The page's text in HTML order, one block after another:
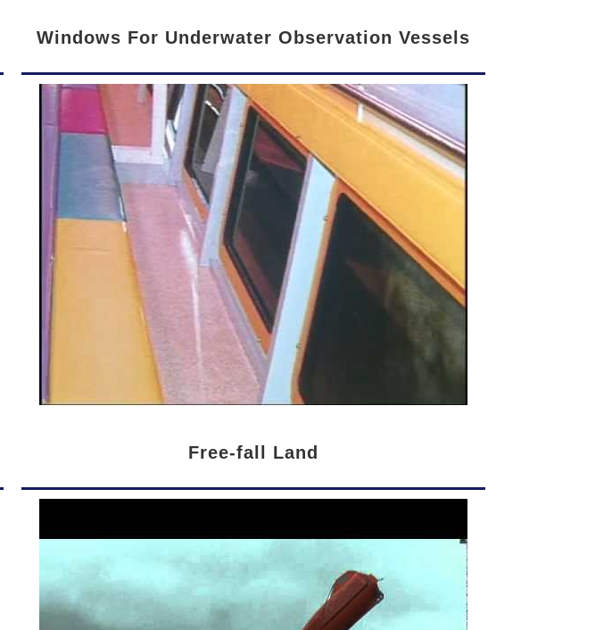
Windows For Underwater Observation Vessels
Free-fall Land